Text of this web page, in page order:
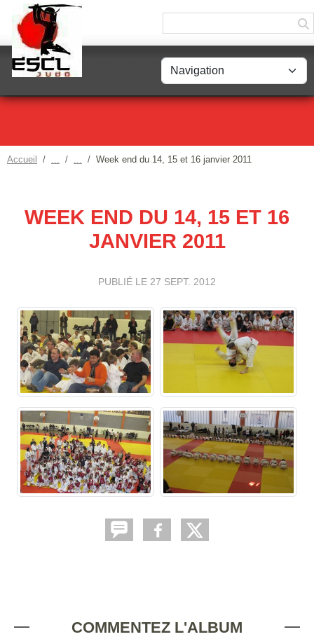
Accueil Week end du 14, 15 et 16 janvier 2011
WEEK END DU 14, 15 ET 16
JANVIER 2011
PUBLIÉ LE 27 SEPT. 2012
COMMENTEZ L'ALBUM
Panneau de gestion des cookies